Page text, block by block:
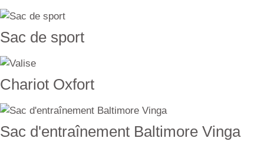
Sac de sport
Chariot Oxfort
Sac d'entraînement Baltimore Vinga